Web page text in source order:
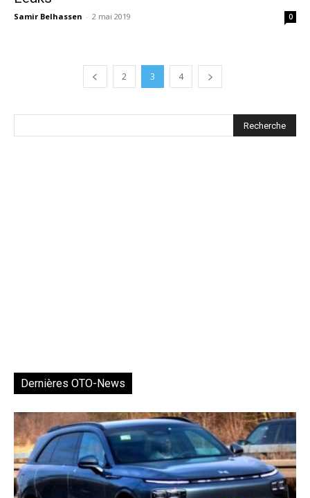
Samir Belhassen - 2 mai 2019 0
2 3 4
Dernières OTO-News